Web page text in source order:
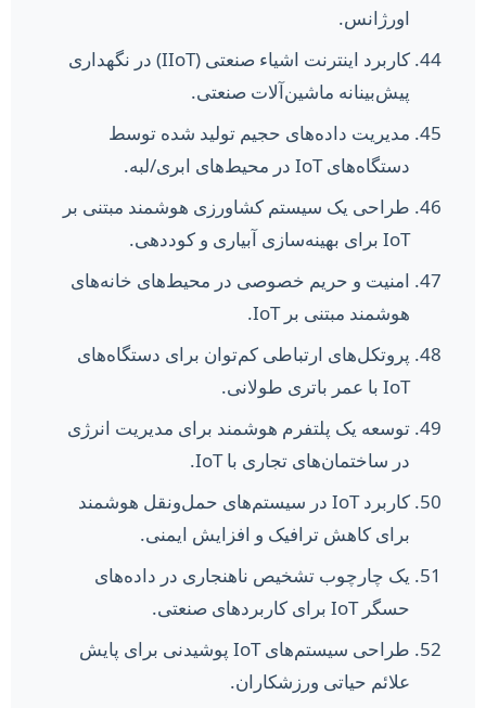
اورژانس.
کاربرد اینترنت اشیاء صنعتی (IIoT) در نگهداری
پیش‌بینانه ماشین‌آلات صنعتی.
مدیریت داده‌های حجیم تولید شده توسط
دستگاه‌های IoT در محیط‌های ابری/لبه.
طراحی یک سیستم کشاورزی هوشمند مبتنی بر
IoT برای بهینه‌سازی آبیاری و کوددهی.
امنیت و حریم خصوصی در محیط‌های خانه‌های
هوشمند مبتنی بر IoT.
پروتکل‌های ارتباطی کم‌توان برای دستگاه‌های
IoT با عمر باتری طولانی.
توسعه یک پلتفرم هوشمند برای مدیریت انرژی
در ساختمان‌های تجاری با IoT.
کاربرد IoT در سیستم‌های حمل‌ونقل هوشمند
برای کاهش ترافیک و افزایش ایمنی.
یک چارچوب تشخیص ناهنجاری در داده‌های
حسگر IoT برای کاربردهای صنعتی.
طراحی سیستم‌های IoT پوشیدنی برای پایش
علائم حیاتی ورزشکاران.